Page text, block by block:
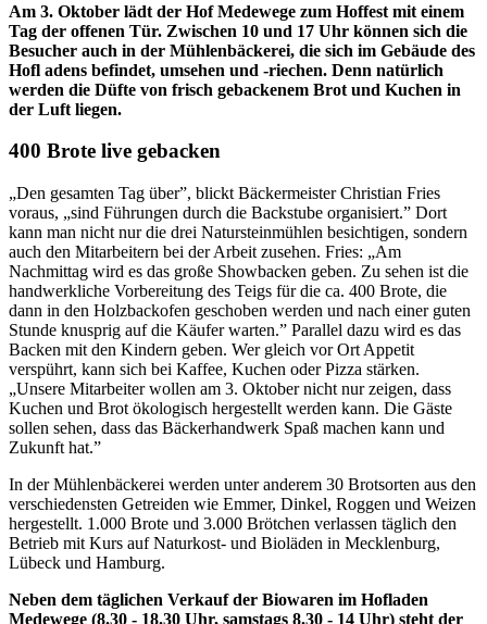
Am 3. Oktober lädt der Hof Medewege zum Hoffest mit einem
Tag der offenen Tür. Zwischen 10 und 17 Uhr können sich die
Besucher auch in der Mühlenbäckerei, die sich im Gebäude des
Hofl adens befindet, umsehen und -riechen. Denn natürlich
werden die Düfte von frisch gebackenem Brot und Kuchen in
der Luft liegen.
400 Brote live gebacken
„Den gesamten Tag über”, blickt Bäckermeister Christian Fries
voraus, „sind Führungen durch die Backstube organisiert.” Dort
kann man nicht nur die drei Natursteinmühlen besichtigen, sondern
auch den Mitarbeitern bei der Arbeit zusehen. Fries: „Am
Nachmittag wird es das große Showbacken geben. Zu sehen ist die
handwerkliche Vorbereitung des Teigs für die ca. 400 Brote, die
dann in den Holzbackofen geschoben werden und nach einer guten
Stunde knusprig auf die Käufer warten.” Parallel dazu wird es das
Backen mit den Kindern geben. Wer gleich vor Ort Appetit
verspührt, kann sich bei Kaffee, Kuchen oder Pizza stärken.
„Unsere Mitarbeiter wollen am 3. Oktober nicht nur zeigen, dass
Kuchen und Brot ökologisch hergestellt werden kann. Die Gäste
sollen sehen, dass das Bäckerhandwerk Spaß machen kann und
Zukunft hat.”
In der Mühlenbäckerei werden unter anderem 30 Brotsorten aus den
verschiedensten Getreiden wie Emmer, Dinkel, Roggen und Weizen
hergestellt. 1.000 Brote und 3.000 Brötchen verlassen täglich den
Betrieb mit Kurs auf Naturkost- und Bioläden in Mecklenburg,
Lübeck und Hamburg.
Neben dem täglichen Verkauf der Biowaren im Hofladen
Medewege (8.30 - 18.30 Uhr, samstags 8.30 - 14 Uhr) steht der